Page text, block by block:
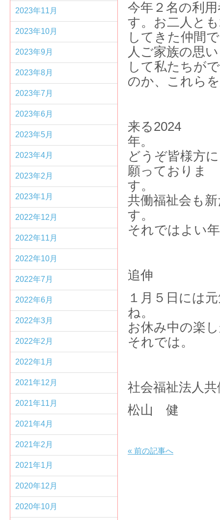
今年２名の利
す。お二人と
してきた仲間
人ご家族の思
して私たちが
のか、これら
来る2024
どうぞ皆様方
願っておりま
共働福祉会も
それではよい
追伸
１月５日には
お休み中の楽
それでは。
社会福祉法人
松山 健
« 前の記事へ
2023年11月
2023年10月
2023年9月
2023年8月
2023年7月
2023年6月
2023年5月
2023年4月
2023年2月
2023年1月
2022年12月
2022年11月
2022年10月
2022年7月
2022年6月
2022年3月
2022年2月
2022年1月
2021年12月
2021年11月
2021年4月
2021年2月
2021年1月
2020年12月
2020年10月